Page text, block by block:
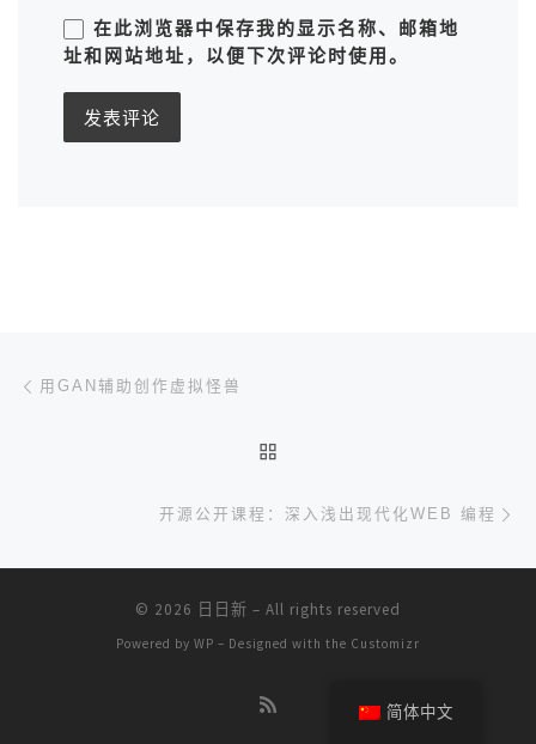
在此浏览器中保存我的显示名称、邮箱地
址和网站地址，以便下次评论时使用。
文章导航
用GAN辅助创作虚拟怪兽
开源公开课程：深入浅出现代化WEB 编程
© 2026 日日新 – All rights reserved
Powered by WP – Designed with the Customizr
简体中文